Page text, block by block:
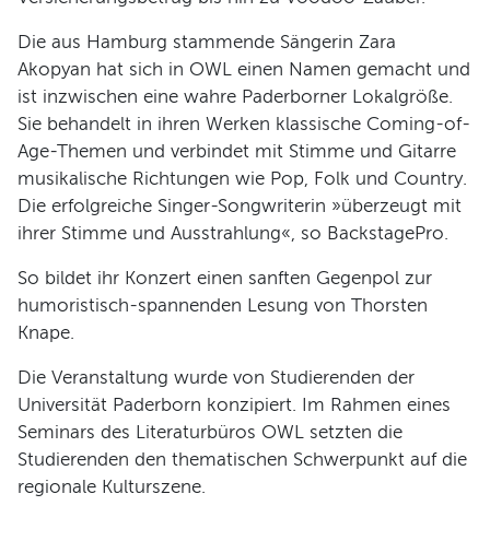
Programm
Die aus Hamburg stammende Sängerin Zara
Akopyan hat sich in OWL einen Namen gemacht und
ist inzwischen eine wahre Paderborner Lokalgröße.
Sie behandelt in ihren Werken klassische Coming-of-
Age-Themen und verbindet mit Stimme und Gitarre
musikalische Richtungen wie Pop, Folk und Country.
Die erfolgreiche Singer-Songwriterin »überzeugt mit
ihrer Stimme und Ausstrahlung«, so BackstagePro.
So bildet ihr Konzert einen sanften Gegenpol zur
humoristisch-spannenden Lesung von Thorsten
Knape.
Die Veranstaltung wurde von Studierenden der
Universität Paderborn konzipiert. Im Rahmen eines
Seminars des Literaturbüros OWL setzten die
Studierenden den thematischen Schwerpunkt auf die
regionale Kulturszene.